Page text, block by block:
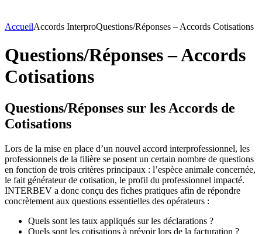
AccueilAccords InterproQuestions/Réponses – Accords Cotisations
Questions/Réponses – Accords
Cotisations
Questions/Réponses sur les Accords de
Cotisations
Lors de la mise en place d’un nouvel accord interprofessionnel, les
professionnels de la filière se posent un certain nombre de questions
en fonction de trois critères principaux : l’espèce animale concernée,
le fait générateur de cotisation, le profil du professionnel impacté.
INTERBEV a donc conçu des fiches pratiques afin de répondre
concrètement aux questions essentielles des opérateurs :
Quels sont les taux appliqués sur les déclarations ?
Quels sont les cotisations à prévoir lors de la facturation ?